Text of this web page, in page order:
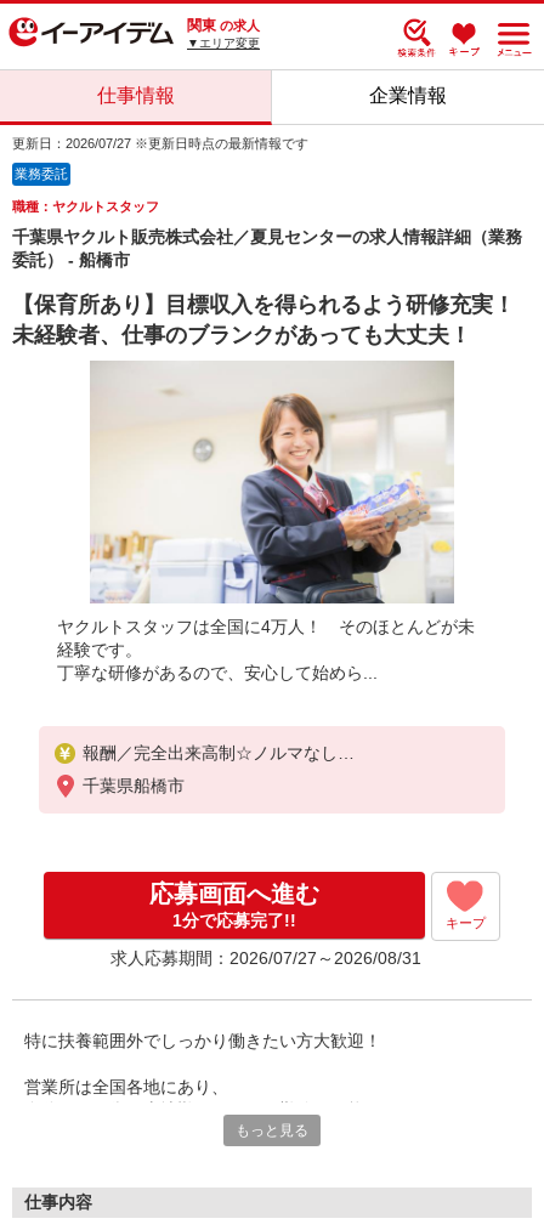
関東 の求人
▼エリア変更
仕事情報 企業情報
更新日：2026/07/27 ※更新日時点の最新情報です
業務委託
職種：ヤクルトスタッフ
千葉県ヤクルト販売株式会社／夏見センターの求人情報詳細（業務
委託） - 船橋市
【保育所あり】目標収入を得られるよう研修充実！
未経験者、仕事のブランクがあっても大丈夫！
ヤクルトスタッフは全国に4万人！ そのほとんどが未
経験です。
丁寧な研修があるので、安心して始めら...
報酬／完全出来高制☆ノルマなし
◎稼働は週5日（4日も選択可）
※週5日稼働の方の平均月収27万円
！
◎20代〜50代を中心に幅広い年代の方が活躍中！
千葉県船橋市
応募画面へ進む
1分で応募完了!! キープ
求人応募期間：2026/07/27～2026/08/31
特に扶養範囲外でしっかり働きたい方大歓迎！
営業所は全国各地にあり、
保育所は営業所のそばにあるのでお迎えもラクラク♪
※設置されている保育所は無償化対象施設です。
もっと見る
仕事内容